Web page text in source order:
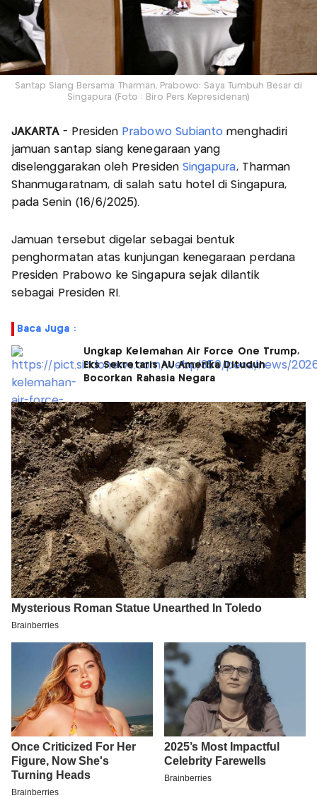
Santap Siang Bersama Tharman, Prabowo: Saya Tumbuh Besar di
Singapura (Foto : Biro Pers Kepresidenan)
JAKARTA - Presiden Prabowo Subianto menghadiri
jamuan santap siang kenegaraan yang
diselenggarakan oleh Presiden Singapura, Tharman
Shanmugaratnam, di salah satu hotel di Singapura,
pada Senin (16/6/2025).
Jamuan tersebut digelar sebagai bentuk
penghormatan atas kunjungan kenegaraan perdana
Presiden Prabowo ke Singapura sejak dilantik
sebagai Presiden RI.
Baca Juga :
Ungkap Kelemahan Air Force One Trump,
Eks Sekretaris AU Amerika Dituduh
Bocorkan Rahasia Negara